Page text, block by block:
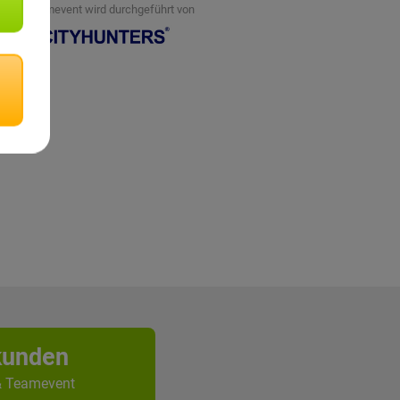
Teamevent wird durchgeführt von
Teamevent